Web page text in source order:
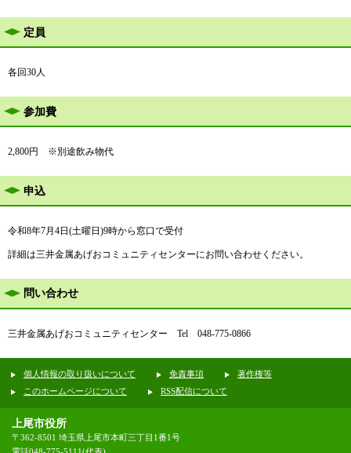
定員
各回30人
参加費
2,800円 ※別途飲み物代
申込
令和8年7月4日(土曜日)9時から窓口で受付
詳細は三井金属あげおコミュニティセンターにお問い合わせください。
問い合わせ
三井金属あげおコミュニティセンター Tel 048-775-0866
個人情報の取り扱いについて 免責事項
著作権等
このホームページについて
RSS配信について
上尾市役所
〒362-8501 埼玉県上尾市本町三丁目1番1号
電話048-775-5111(代表)